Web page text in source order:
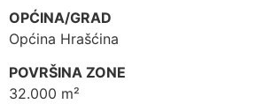
OPĆINA/GRAD
Općina Hrašćina
POVRŠINA ZONE
32.000 m²